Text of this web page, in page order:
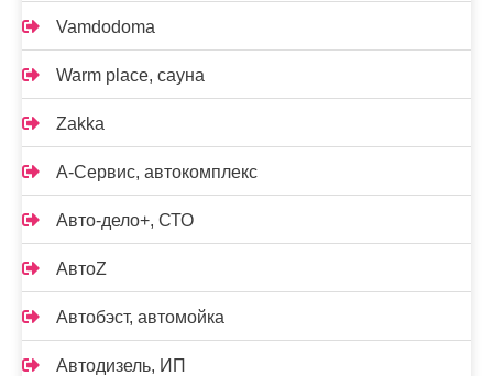
Vamdodoma
Warm place, сауна
Zakka
А-Сервис, автокомплекс
Авто-дело+, СТО
АвтоZ
Автобэст, автомойка
Автодизель, ИП